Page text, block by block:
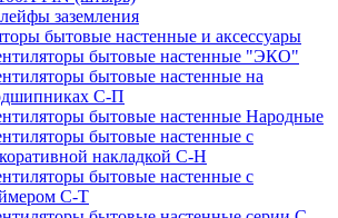
заземления
бытовые настенные и аксессуары
бытовые настенные "ЭКО"
бытовые настенные на
С-П
бытовые настенные Народные
бытовые настенные с
накладкой С-Н
бытовые настенные с
С-Т